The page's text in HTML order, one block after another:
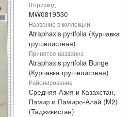
Штрихкод
MW0819530
Название в коллекции
Atraphaxis pyrifolia (Курчавка
грушелистная)
Принятое название
Atraphaxis pyrifolia Bunge
(Курчавка грушелистная)
Районирование
Средняя Азия и Казахстан,
Памир и Памиро-Алай (M2)
(Таджикистан)